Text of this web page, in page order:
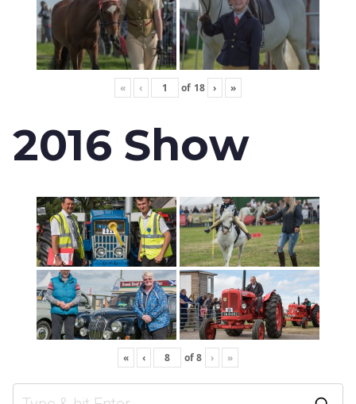
« ‹ of 18 › »
2016 Show
« ‹ of8 › »